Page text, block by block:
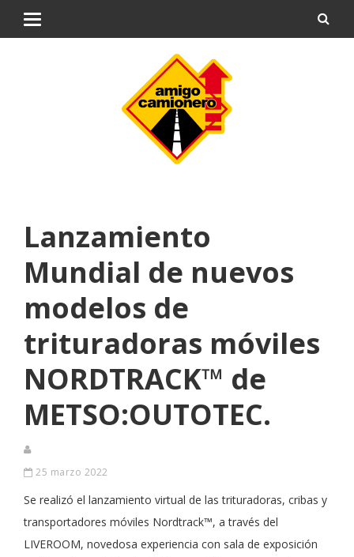
Lanzamiento
Mundial de nuevos
modelos de
trituradoras móviles
NORDTRACK™ de
METSO:OUTOTEC.
25 marzo 2022
Se realizó el lanzamiento virtual de las trituradoras, cribas y
transportadores móviles Nordtrack™, a través del
LIVEROOM, novedosa experiencia con sala de exposición